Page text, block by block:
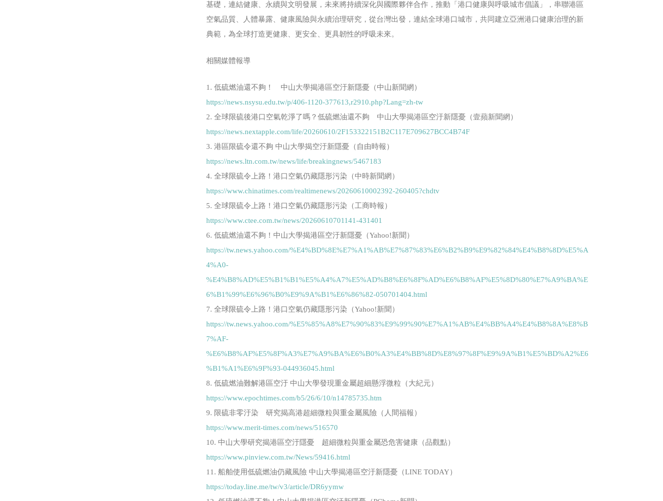
基礎，連結健康、永續與文明發展，未來將持續深化與國際夥伴合作，推動「港口健康與呼吸城市倡議」，串聯港區
空氣品質、人體暴露、健康風險與永續治理研究，從台灣出發，連結全球港口城市，共同建立亞洲港口健康治理的新
典範，為全球打造更健康、更安全、更具韌性的呼吸未來。
相關媒體報導
1. 低硫燃油還不夠！ 中山大學揭港區空汙新隱憂（中山新聞網）
https://news.nsysu.edu.tw/p/406-1120-377613,r2910.php?Lang=zh-tw
2. 全球限硫後港口空氣乾淨了嗎？低硫燃油還不夠 中山大學揭港區空汙新隱憂（壹蘋新聞網）
https://news.nextapple.com/life/20260610/2F153322151B2C117E709627BCC4B74F
3. 港區限硫令還不夠 中山大學揭空汙新隱憂（自由時報）
https://news.ltn.com.tw/news/life/breakingnews/5467183
4. 全球限硫令上路！港口空氣仍藏隱形污染（中時新聞網）
https://www.chinatimes.com/realtimenews/20260610002392-260405?chdtv
5. 全球限硫令上路！港口空氣仍藏隱形污染（工商時報）
https://www.ctee.com.tw/news/20260610701141-431401
6. 低硫燃油還不夠！中山大學揭港區空汙新隱憂（Yahoo!新聞）
https://tw.news.yahoo.com/%E4%BD%8E%E7%A1%AB%E7%87%83%E6%B2%B9%E9%82%84%E4%B8%8D%E5%A
4%A0-
%E4%B8%AD%E5%B1%B1%E5%A4%A7%E5%AD%B8%E6%8F%AD%E6%B8%AF%E5%8D%80%E7%A9%BA%E
6%B1%99%E6%96%B0%E9%9A%B1%E6%86%82-050701404.html
7. 全球限硫令上路！港口空氣仍藏隱形污染（Yahoo!新聞）
https://tw.news.yahoo.com/%E5%85%A8%E7%90%83%E9%99%90%E7%A1%AB%E4%BB%A4%E4%B8%8A%E8%B
7%AF-
%E6%B8%AF%E5%8F%A3%E7%A9%BA%E6%B0%A3%E4%BB%8D%E8%97%8F%E9%9A%B1%E5%BD%A2%E6
%B1%A1%E6%9F%93-044936045.html
8. 低硫燃油難解港區空汙 中山大學發現重金屬超細懸浮微粒（大紀元）
https://www.epochtimes.com/b5/26/6/10/n14785735.htm
9. 限硫非零汙染 研究揭高港超細微粒與重金屬風險（人間福報）
https://www.merit-times.com/news/516570
10. 中山大學研究揭港區空汙隱憂 超細微粒與重金屬恐危害健康（品觀點）
https://www.pinview.com.tw/News/59416.html
11. 船舶使用低硫燃油仍藏風險 中山大學揭港區空汙新隱憂（LINE TODAY）
https://today.line.me/tw/v3/article/DR6yymw